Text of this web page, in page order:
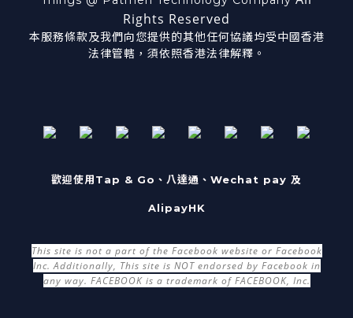
Rights Reserved
本服務條款及我們向您提供的其他任何協議均受中國香港
法律管轄，須依照香港法律解釋。
歡迎使用Tap & Go、八達通、Wechat pay 及
AlipayHK
This site is not a part of the Facebook website or Facebook
Inc. Additionally, This site is NOT endorsed by Facebook in
any way. FACEBOOK is a trademark of FACEBOOK, Inc.